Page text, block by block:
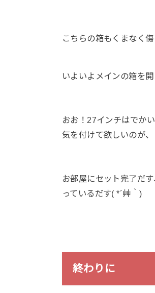
こちらの箱もくまなく
いよいよメインの箱を開
おお！27インチはでか
気を付けて欲しいのが
お部屋にセット完了だ
っているだす( *´艸｀)
終わりに